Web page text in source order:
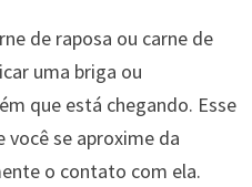
de raposa ou carne de
uma briga ou
que está chegando. Esse
se aproxime da
o contato com ela.